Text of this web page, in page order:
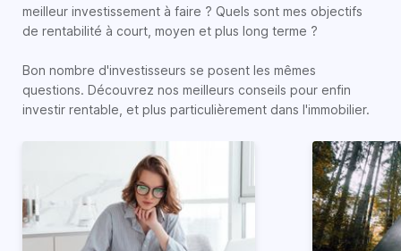
meilleur investissement à faire ? Quels sont mes objectifs
de rentabilité à court, moyen et plus long terme ?
Bon nombre d'investisseurs se posent les mêmes
questions. Découvrez nos meilleurs conseils pour enfin
investir rentable, et plus particulièrement dans l'immobilier.